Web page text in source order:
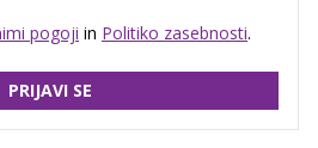
pogoji in Politiko zasebnosti.
PRIJAVI SE